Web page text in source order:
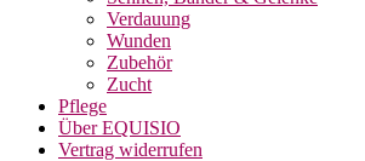
Verdauung
Wunden
Zubehör
Zucht
Pflege
Über EQUISIO
Vertrag widerrufen